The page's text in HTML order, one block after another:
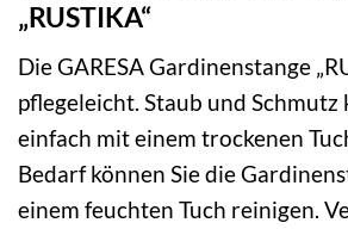
„RUSTIKA“
Die GARESA Gardinenstange
pflegeleicht. Staub und Schmutz
einfach mit einem trockenen
Bedarf können Sie die
einem feuchten Tuch reinigen.